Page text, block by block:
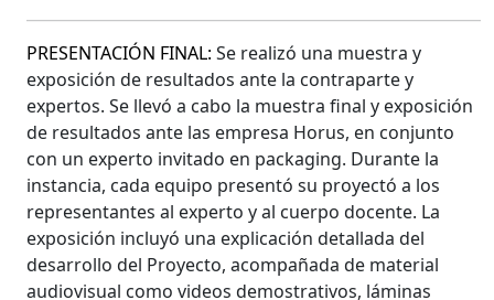
PRESENTACIÓN FINAL: Se realizó una muestra y
exposición de resultados ante la contraparte y
expertos. Se llevó a cabo la muestra final y exposición
de resultados ante las empresa Horus, en conjunto
con un experto invitado en packaging. Durante la
instancia, cada equipo presentó su proyectó a los
representantes al experto y al cuerpo docente. La
exposición incluyó una explicación detallada del
desarrollo del Proyecto, acompañada de material
audiovisual como videos demostrativos, láminas